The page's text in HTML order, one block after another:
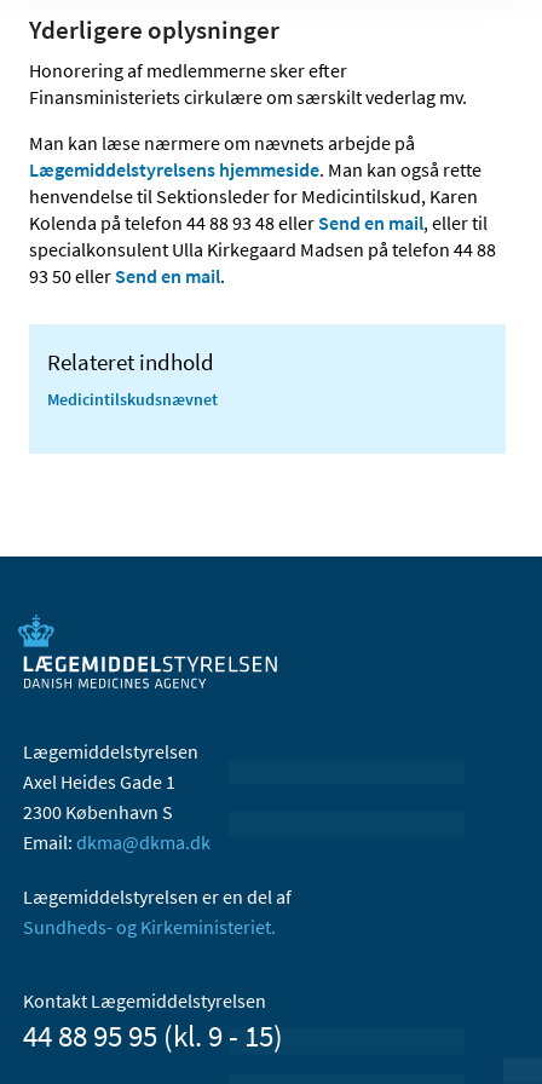
Yderligere oplysninger
Honorering af medlemmerne sker efter
Finansministeriets cirkulære om særskilt vederlag mv.
Man kan læse nærmere om nævnets arbejde på
Lægemiddelstyrelsens hjemmeside. Man kan også rette
henvendelse til Sektionsleder for Medicintilskud, Karen
Kolenda på telefon 44 88 93 48 ellerSend en mail, eller til
specialkonsulent Ulla Kirkegaard Madsen på telefon 44 88
93 50 ellerSend en mail.
Relateret indhold
Medicintilskuds­nævnet
Lægemiddelstyrelsen
Axel Heides Gade 1
2300 København S
Email: dkma@dkma.dk
Lægemiddelstyrelsen er en del af
Sundheds- og Kirkeministeriet.
Kontakt Lægemiddelstyrelsen
44 88 95 95 (kl. 9 - 15)